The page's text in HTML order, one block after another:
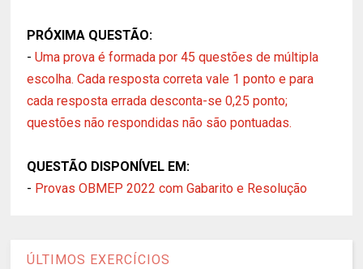
PRÓXIMA QUESTÃO:
-Uma prova é formada por 45 questões de múltipla
escolha. Cada resposta correta vale 1 ponto e para
cada resposta errada desconta-se 0,25 ponto;
questões não respondidas não são pontuadas.
QUESTÃO DISPONÍVEL EM:
- Provas OBMEP 2022 com Gabarito e Resolução
ÚLTIMOS EXERCÍCIOS